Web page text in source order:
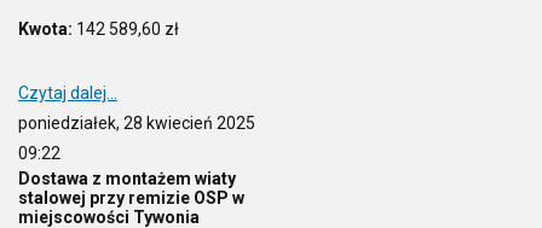
Kwota: 142 589,60 zł
Czytaj dalej...
poniedziałek, 28 kwiecień 2025
09:22
Dostawa z montażem wiaty
stalowej przy remizie OSP w
miejscowości Tywonia